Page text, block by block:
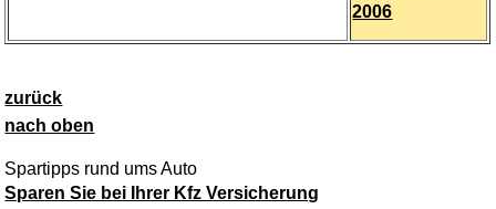
2006
zurück
nach oben
Spartipps rund ums Auto
Sparen Sie bei Ihrer Kfz Versicherung